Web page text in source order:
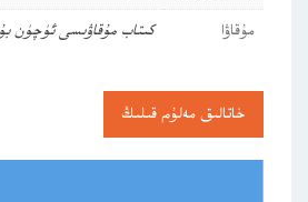
مۇقاۋا
كىتاب مۇقاۋىسى ئۈچۈن
خاتالىق مەلۇم قىلىڭ